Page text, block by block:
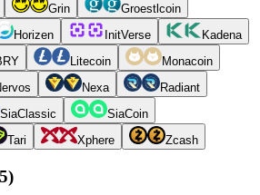
Grin
Groestlcoin
Horizen InitVerse
Kadena
Litecoin
Monacoin
Nexa
Radiant
SiaClassic
SiaCoin
Tari Xphere Zcash